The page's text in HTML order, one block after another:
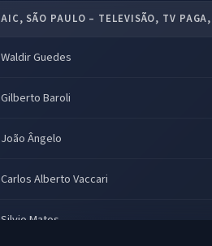
AIC, SÃO PAULO – TELEVISÃO, TV
Waldir Guedes
Gilberto Baroli
João Ângelo
Carlos Alberto Vaccari
Silvio Matos